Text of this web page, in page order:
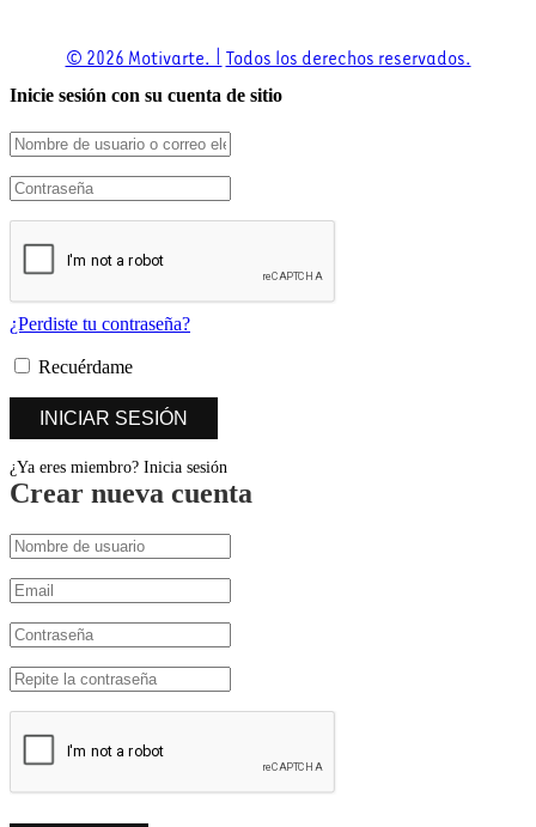
© 2026 Motivarte. | Todos los derechos reservados.
Inicie sesión con su cuenta de sitio
¿Perdiste tu contraseña?
Recuérdame